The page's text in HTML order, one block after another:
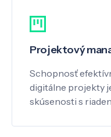
Projektový
Schopnosť
digitálne projekty
skúsenosti s